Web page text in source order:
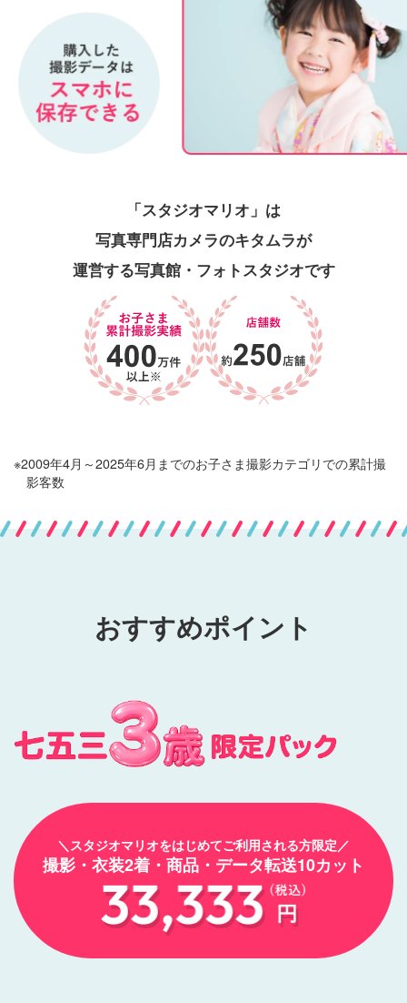
「スタジオマリオ」は
写真専門店カメラのキタムラが
運営する写真館・フォトスタジオです
※2009年4月～2025年6月までのお子さま撮影カテゴリでの累計撮
影客数
おすすめポイント
＼スタジオマリオをはじめてご利用される方限定／
撮影・衣装2着・商品・データ転送10カット